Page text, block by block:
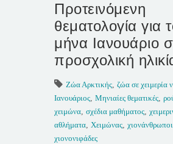
Προτεινόμενη
θεματολογία για
μήνα Ιανουάριο
προσχολική
Ζώα Αρκτικής, ζώα σε χειμερία
Ιανουάριος, Μηνιαίες θεματικές,
χειμώνα, σχέδια μαθήματος,
αθλήματα, Χειμώνας, χιονάνθρωποι
χιονονιφάδες